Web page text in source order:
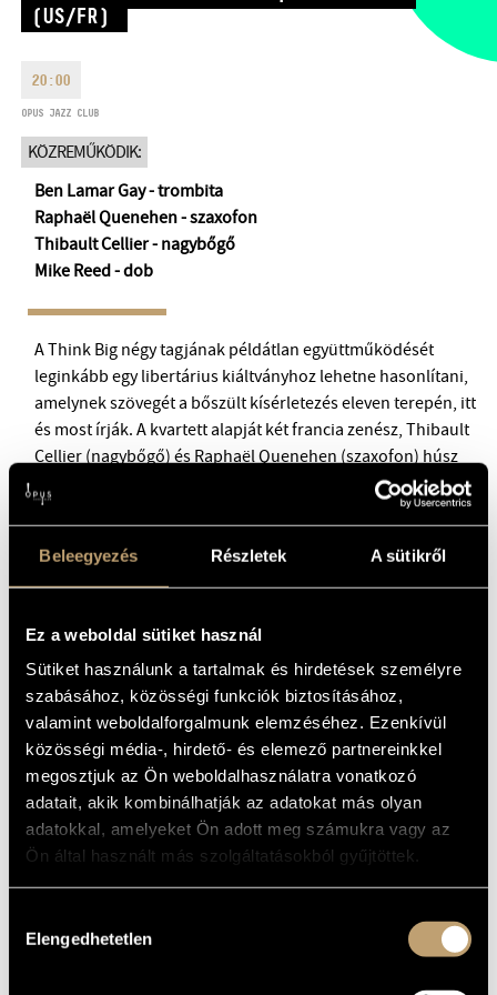
Beleegyezés Részletek A sütikről
Ez a weboldal sütiket használ
Sütiket használunk a tartalmak és hirdetések személyre
szabásához, közösségi funkciók biztosításához,
valamint weboldalforgalmunk elemzéséhez. Ezenkívül
közösségi média-, hirdető- és elemező partnereinkkel
megosztjuk az Ön weboldalhasználatra vonatkozó
adatait, akik kombinálhatják az adatokat más olyan
adatokkal, amelyeket Ön adott meg számukra vagy az
Ön által használt más szolgáltatásokból gyűjtöttek.
kiválasztása
Elengedhetetlen
FAX
EMAIL
OPUS JAZZ CLUB
BMC RECORDS
ZENEI INFORMÁCIÓS KÖZPONT ÉS KÖNYVTÁR
BMC NEMZETKÖZI CIMBALOMVERSENY 2019
(US/FR)
20:00
OPUS JAZZ CLUB
KÖZREMŰKÖDIK:
Ben Lamar Gay - trombita
Raphaël Quenehen - szaxofon
Thibault Cellier - nagybőgő
Mike Reed - dob
A Think Big négy tagjának példátlan együttműködését
leginkább egy libertárius kiáltványhoz lehetne hasonlítani,
amelynek szövegét a bőszült kísérletezés eleven terepén, itt
és most írják. A kvartett alapját két francia zenész, Thibault
Cellier (nagybőgő) és Raphaël Quenehen (szaxofon) húsz
évre visszanyúló zenei ismeretsége adja a „Les Vibrants
Défricheurs” művészkollektíva, majd a Jazz Migration 2013-
csatlakozott két amerikai zenész: a chicagói színtér
hiperaktív dobos-zeneszerzője, Mike Reed, és az ízig-vérig
zavarbaejtően gazdag zenei univerzumába két és fél évvel
ezelőtt saját együttesének koncertjén pillanthattunk be az
Opusban. Az együttes a koncert napjaiban új albumot
rögzít, amely a BMC Records kiadásában jelenik majd meg.